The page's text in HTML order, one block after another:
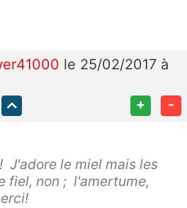
le 25/02/2017 à
+ -
J'adore le miel mais les
fiel, non ; l'amertume,